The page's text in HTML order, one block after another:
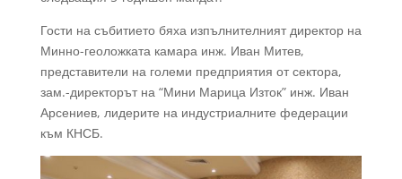
Гости на събитието бяха изпълнителният директор на
Минно-геоложката камара инж. Иван Митев,
представители на големи предприятия от сектора,
зам.-директорът на “Мини Марица Изток” инж. Иван
Арсениев, лидерите на индустриалните федерации
към КНСБ.